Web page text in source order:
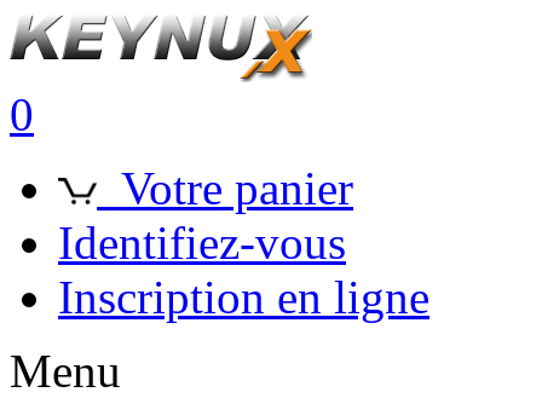
0
Votre panier
Identifiez-vous
Inscription en ligne
Menu